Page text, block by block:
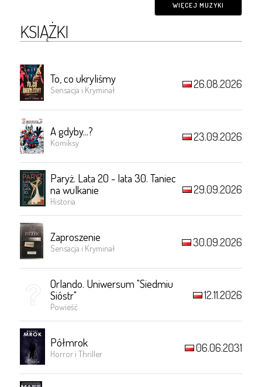
WIĘCEJ MUZYKI
KSIĄŻKI
To, co ukryliśmy
Sensacja i Kryminał 26.08.2026
A gdyby...?
Komiksy 23.09.2026
Paryż. Lata 20 - lata 30. Taniec
na wulkanie
Historia
29.09.2026
Zaproszenie
Sensacja i Kryminał 30.09.2026
Orlando. Uniwersum "Siedmiu
Sióstr"
Powieść
12.11.2026
Półmrok
Horror i Thriller 06.06.2031